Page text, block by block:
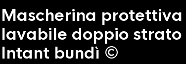
Mascherina protettiva
lavabile doppio strato
Intant bundì ©